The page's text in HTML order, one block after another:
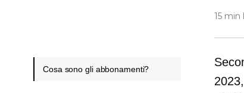
15 min
Cosa sono gli abbonamenti?